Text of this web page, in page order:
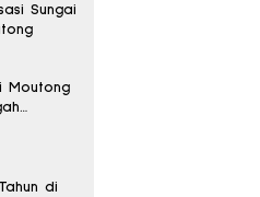
Sungai
Moutong
di